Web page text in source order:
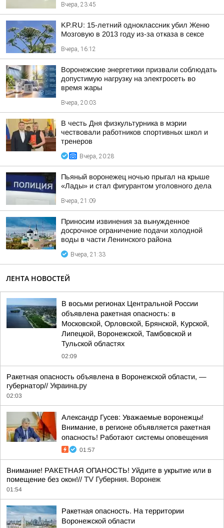
Вчера, 23:45
KP.RU: 15-летний одноклассник убил Женю
Мозговую в 2013 году из-за отказа в сексе
Вчера, 16:12
Воронежские энергетики призвали соблюдать
допустимую нагрузку на электросеть во
время жары
Вчера, 20:03
В честь Дня физкультурника в мэрии
чествовали работников спортивных школ и
тренеров
Вчера, 20:28
Пьяный воронежец ночью прыгал на крыше
«Лады» и стал фигурантом уголовного дела
Вчера, 21:09
Приносим извинения за вынужденное
досрочное ограничение подачи холодной
воды в части Ленинского района
Вчера, 21:33
ЛЕНТА НОВОСТЕЙ
В восьми регионах Центральной России
объявлена ракетная опасность: в
Московской, Орловской, Брянской, Курской,
Липецкой, Воронежской, Тамбовской и
Тульской областях
02:09
Ракетная опасность объявлена в Воронежской области, —
губернатор// Украина.ру
02:03
Александр Гусев: Уважаемые воронежцы!
Внимание, в регионе объявляется ракетная
опасность! Работают системы оповещения
01:57
Внимание! РАКЕТНАЯ ОПАНОСТЬ! Уйдите в укрытие или в
помещение без окон!// TV Губерния. Воронеж
01:54
Ракетная опасность. На территории
Воронежской области